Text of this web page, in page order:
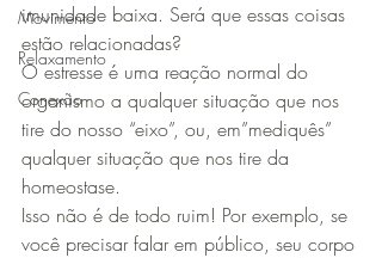
Movimento
Relaxamento
Conexão
imunidade baixa. Será que essas coisas
estão relacionadas?
O estresse é uma reação normal do
organismo a qualquer situação que nos
tire do nosso “eixo”, ou, em”mediquês”
qualquer situação que nos tire da
homeostase.
Isso não é de todo ruim! Por exemplo, se
você precisar falar em público, seu corpo